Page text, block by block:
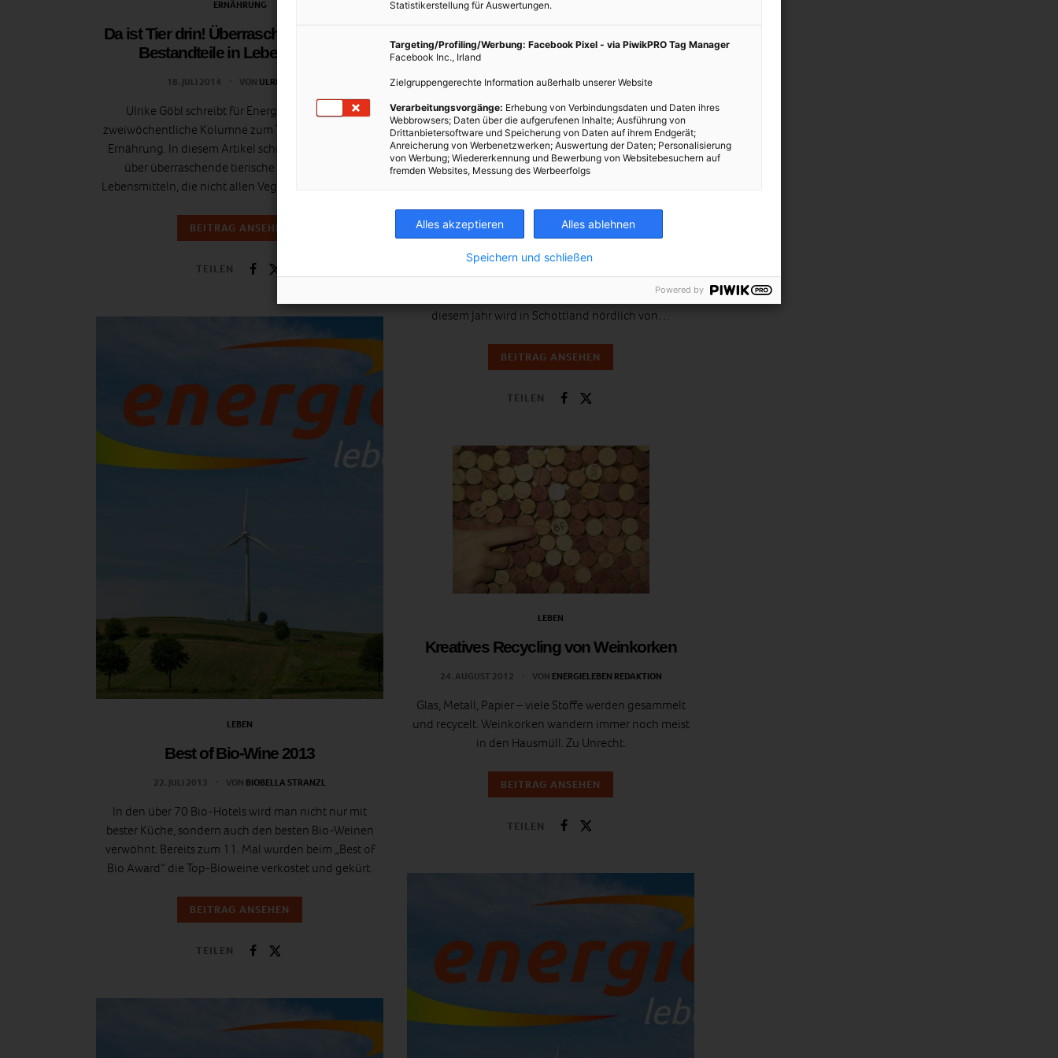
ERNÄHRUNG
Da ist Tier drin! Überraschende tierische
Bestandteile in Lebensmitteln
18. JULI 2014 VON ULRIKE GÖBL
Ulrike Göbl schreibt für Energieleben.at eine
zweiwöchentliche Kolumne zum Thema nachhaltige
Ernährung. In diesem Artikel schreibt die Bloggerin
über überraschende tierische Bestandteile in
Lebensmitteln, die nicht allen Veganern bewusst sind.
BEITRAG ANSEHEN
TEILEN
LEBEN
Best of Bio-Wine 2013
22. JULI 2013 VON BIOBELLA STRANZL
In den über 70 Bio-Hotels wird man nicht nur mit
bester Küche, sondern auch den besten Bio-Weinen
verwöhnt. Bereits zum 11. Mal wurden beim „Best of
Bio Award“ die Top-Bioweine verkostet und gekürt.
BEITRAG ANSEHEN
TEILEN
LEBEN
Schottischer Wein – Kulturwandel durch
15. APRIL 2014 VONMARTINA LIEL
Schottland ist bekannt für seine guten Whiskys und
zahlreiche Biersorten. Wein gehörte bisher nicht zur
Kultur, doch der Klimawandel könnte dies ändern: In
diesem Jahr wird in Schottland nördlich von…
BEITRAG ANSEHEN
TEILEN
LEBEN
Kreatives Recycling von Weinkorken
24. AUGUST 2012 VON ENERGIELEBEN REDAKTION
Glas, Metall, Papier – viele Stoffe werden gesammelt
und recycelt. Weinkorken wandern immer noch meist
in den Hausmüll. Zu Unrecht.
BEITRAG ANSEHEN
TEILEN
Statistikerstellung für Auswertungen.
Targeting/Profiling/Werbung: Facebook Pixel - via PiwikPRO Tag Manager
Facebook Inc., Irland
Zielgruppengerechte Information außerhalb unserer Website
Verarbeitungsvorgänge: Erhebung von Verbindungsdaten und Daten ihres
Webbrowsers; Daten über die aufgerufenen Inhalte; Ausführung von
Drittanbietersoftware und Speicherung von Daten auf ihrem Endgerät;
Anreicherung von Werbenetzwerken; Auswertung der Daten; Personalisierung
von Werbung; Wiedererkennung und Bewerbung von Websitebesuchern auf
fremden Websites, Messung des Werbeerfolgs
Alles akzeptieren Alles ablehnen
Speichern und schließen
Powered by